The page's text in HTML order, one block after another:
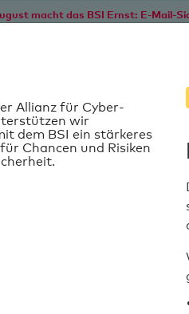
macht das BSI Ernst: E-Mail-
Allianz für Cyber-
wir
dem BSI ein stärkeres
Chancen und Risiken